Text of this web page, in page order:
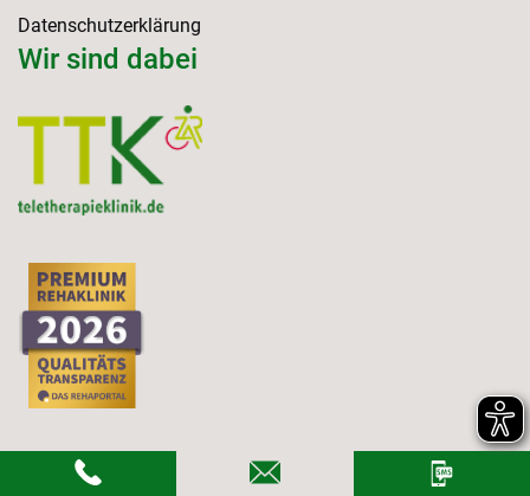
Datenschutzerklärung
Wir sind dabei